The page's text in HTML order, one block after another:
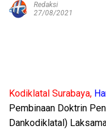
Redaksi
27/08/2021
Kodiklatal Surabaya,
Pembinaan Doktrin
Dankodiklatal)